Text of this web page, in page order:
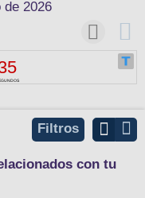
de 2026
Filtros
con tu